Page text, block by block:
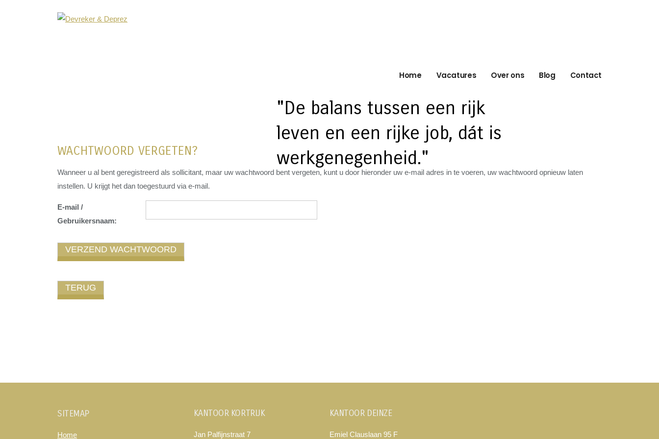
Home Vacatures Over ons Blog Contact
"De balans tussen een rijk
leven en een rijke job, dát is
werkgenegenheid."
WACHTWOORD VERGETEN?
Wanneer u al bent geregistreerd als sollicitant, maar uw wachtwoord bent vergeten, kunt u door hieronder uw e-mail adres in te voeren, uw wachtwoord opnieuw laten
instellen. U krijgt het dan toegestuurd via e-mail.
E-mail /
Gebruikersnaam:
SITEMAP
Home
KANTOOR KORTRIJK
Jan Palfijnstraat 7
KANTOOR DEINZE
Emiel Clauslaan 95 F